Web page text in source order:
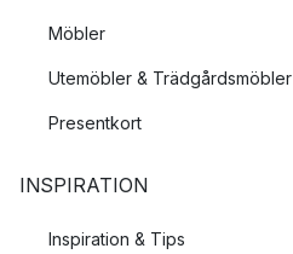
Möbler
Utemöbler & Trädgårdsmöbler
Presentkort
INSPIRATION
Inspiration & Tips